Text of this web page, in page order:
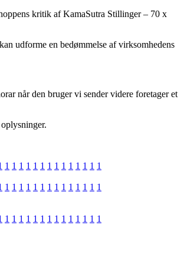
kritik af KamaSutra Stillinger – 70 x
udforme en bedømmelse af virksomhedens
når den bruger vi sender videre foretager et
1 1 1 1 1 1 1 1 1 1 1 1 1 1
1 1 1 1 1 1 1 1 1 1 1 1 1 1
1 1 1 1 1 1 1 1 1 1 1 1 1 1